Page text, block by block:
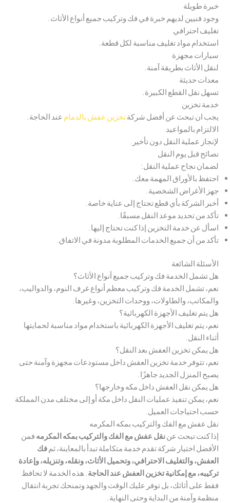
خبرة طويلة
وجود فنيين لديهم خبرة في فك وتركيب جميع أنواع الأثاث.
تغليف احترافي
استخدام مواد تغليف مناسبة لكل قطعة.
سيارات مجهزة
لنقل الأثاث بطريقة آمنة.
معدات حديثة
تسهل نقل القطع الكبيرة.
خدمة تخزين
يجب ان تبحث عن أفضل شركةتخزين عفش بالدمام عند الحاجة.
الالتزام بالمواعيد
لإنجاز عملية النقل دون تأخير.
نصائح قبل يوم النقل
لضمان نجاح عملية النقل:
احتفظ بالأوراق المهمة معك.
جهز الأغراض الشخصية.
أخبر الشركة بأي قطع تحتاج إلى عناية خاصة.
تأكد من تحديد موعد النقل مسبقًا.
اسأل عن خدمة التخزين إذا كنت تحتاج إليها.
تأكد من أن جميع الخدمات المطلوبة مدونة في الاتفاق.
الأسئلة الشائعة
هل تشمل الخدمة فك وتركيب جميع أنواع الأثاث؟
نعم، تشمل الخدمة فك وتركيب معظم أنواع غرف النوم، والدواليب،
والمكاتب، والطاولات، ووحدات التخزين، وغيرها.
هل يتم تغليف الأجهزة الكهربائية؟
نعم، يتم تغليف الأجهزة الكهربائية باستخدام مواد مناسبة لحمايتها
أثناء النقل.
هل يمكن تخزين العفش بعد النقل؟
نعم، تتوفر خدمة تخزين العفش داخل مستودعات مجهزة وآمنة حتى
يصبح المنزل الجديد جاهزًا.
هل يمكن نقل العفش داخل مكه وخارجها؟
نعم، يمكن تنفيذ عمليات النقل داخل مكة أو إلى مختلف مدن المملكة
حسب احتياجات العميل.
نقل عفش مع الفك والتركيب بمكه المكرمه
إذا كنت تبحث عننقل عفش مع الفك والتركيببمكه المكرمه فمن
الأفضل اختيار شركة تقدم خدمة متكاملة تبدأ بالمعاينة، ثمفك
العفش، والتغليف الاحترافي، وتحميل الأثاث، ونقله، وتنزيله، وإعادة
تركيبه، مع إمكانية تخزين العفش عند الحاجة . هذه الخدمة لا تحافظ
فقط على أثاثك، بل توفر عليك الوقت والجهد وتمنحك تجربة انتقال
منظمة وآمنة من البداية وحتى النهاية.